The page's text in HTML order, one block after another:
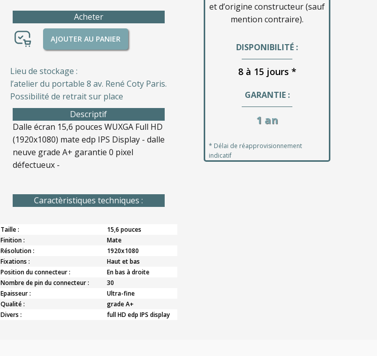
Acheter
AJOUTER AU PANIER
Lieu de stockage :
l’atelier du portable 8 av. René Coty Paris.
Possibilité de retrait sur place
Descriptif
Dalle écran 15,6 pouces WUXGA Full HD
(1920x1080) mate edp IPS Display - dalle
neuve grade A+ garantie 0 pixel
défectueux -
Caractèristiques techniques :
Taille :
15,6 pouces
Finition :
Mate
Résolution :
1920x1080
Fixations :
Haut et bas
Position du connecteur :
En bas à droite
Nombre de pin du connecteur :
30
Epaisseur :
Ultra-fine
Qualité :
grade A+
Divers :
full HD edp IPS display
et d’origine constructeur (sauf
mention contraire).
DISPONIBILITÉ :
8 à 15 jours *
GARANTIE :
1 an
* Délai de réapprovisionnement
indicatif